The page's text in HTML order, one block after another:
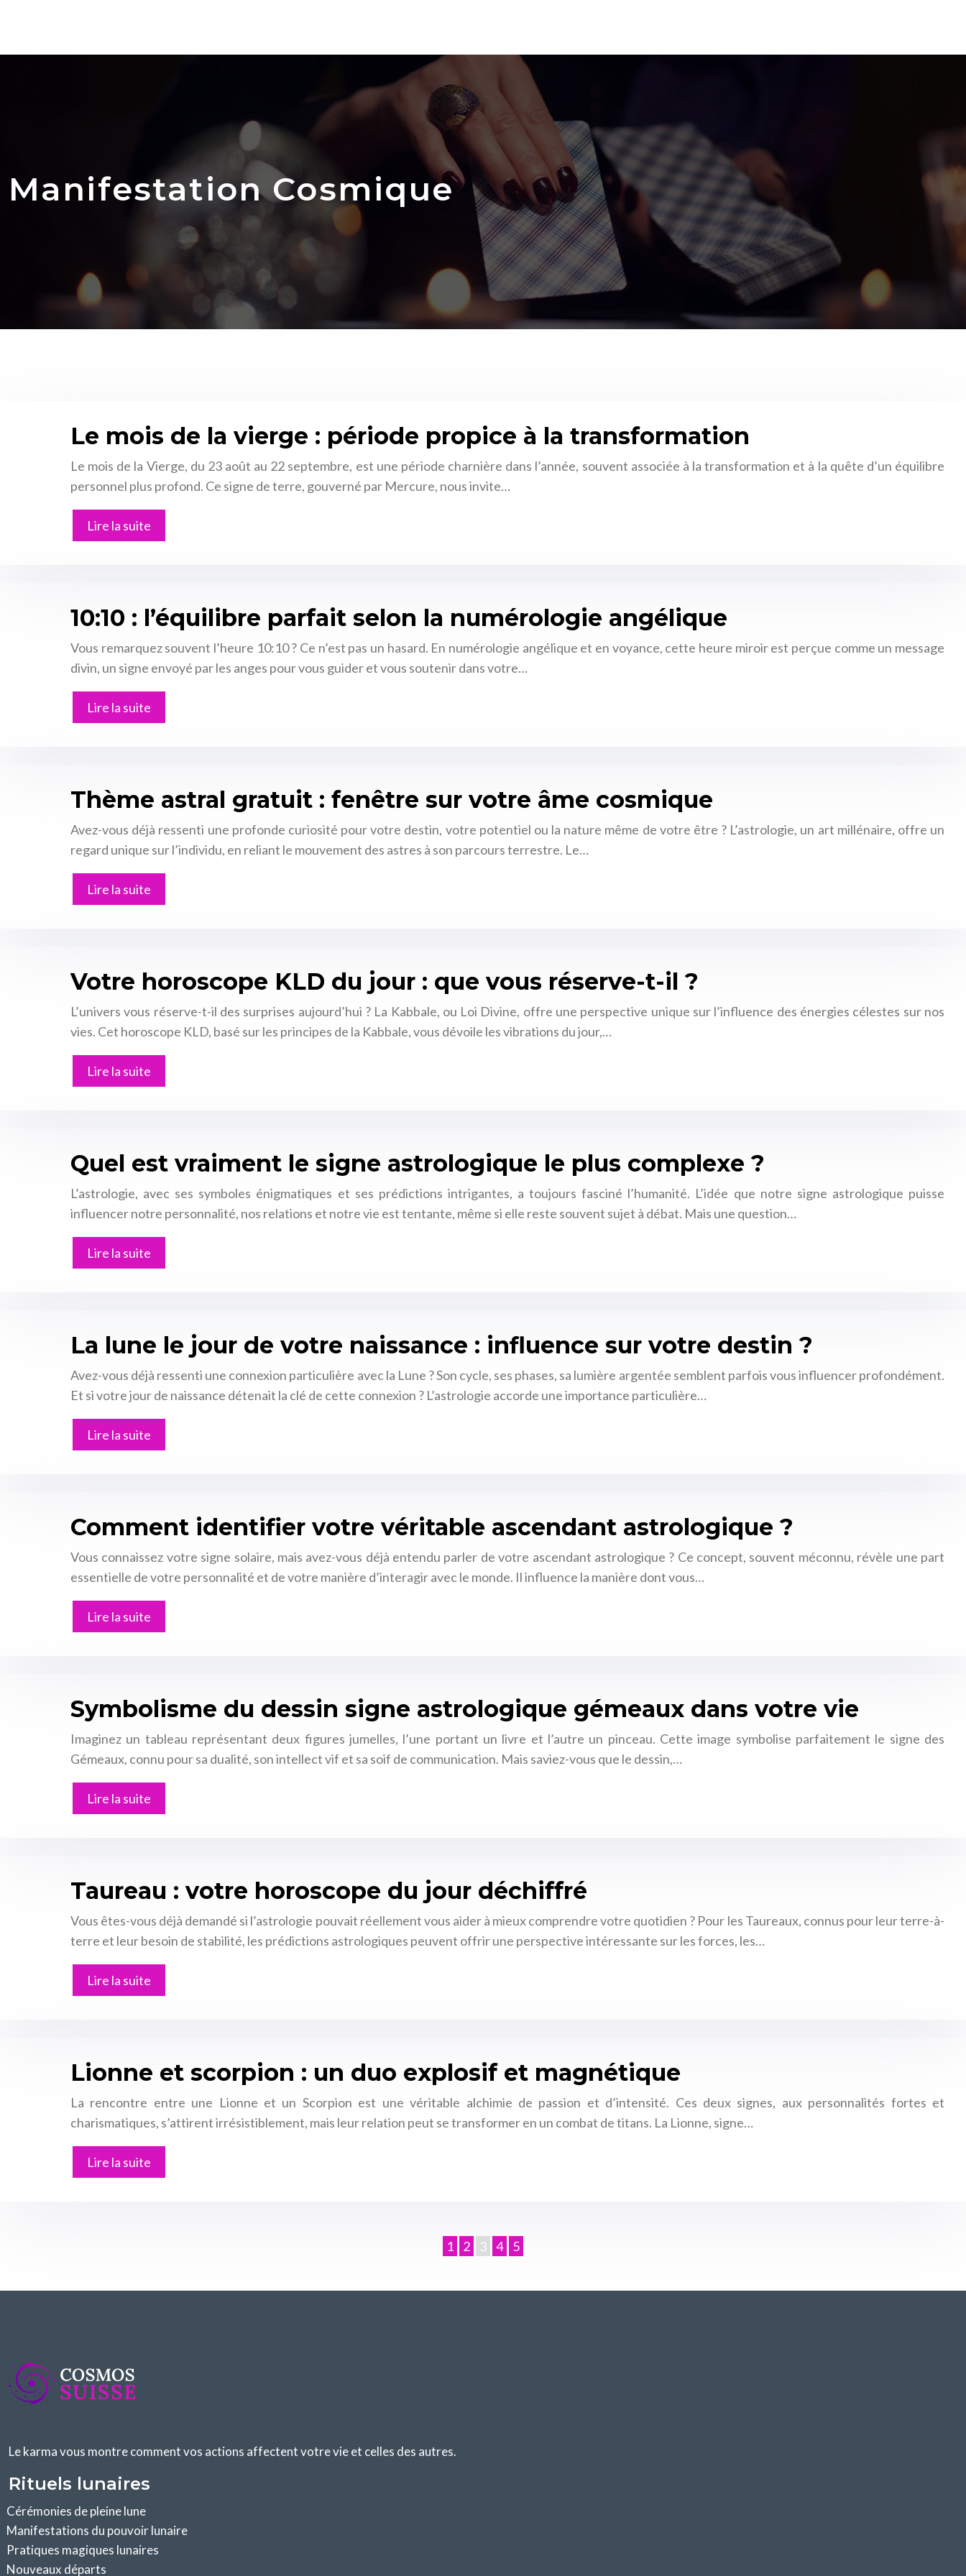
Manifestation Cosmique
Le mois de la vierge : période propice à la transformation
Le mois de la Vierge, du 23 août au 22 septembre, est une période charnière dans l’année, souvent associée à la transformation et à la quête d’un équilibre
personnel plus profond. Ce signe de terre, gouverné par Mercure, nous invite…
Lire la suite
10:10 : l’équilibre parfait selon la numérologie angélique
Vous remarquez souvent l’heure 10:10 ? Ce n’est pas un hasard. En numérologie angélique et en voyance, cette heure miroir est perçue comme un message
divin, un signe envoyé par les anges pour vous guider et vous soutenir dans votre…
Lire la suite
Thème astral gratuit : fenêtre sur votre âme cosmique
Avez-vous déjà ressenti une profonde curiosité pour votre destin, votre potentiel ou la nature même de votre être ? L’astrologie, un art millénaire, offre un
regard unique sur l’individu, en reliant le mouvement des astres à son parcours terrestre. Le…
Lire la suite
Votre horoscope KLD du jour : que vous réserve-t-il ?
L’univers vous réserve-t-il des surprises aujourd’hui ? La Kabbale, ou Loi Divine, offre une perspective unique sur l’influence des énergies célestes sur nos
vies. Cet horoscope KLD, basé sur les principes de la Kabbale, vous dévoile les vibrations du jour,…
Lire la suite
Quel est vraiment le signe astrologique le plus complexe ?
L’astrologie, avec ses symboles énigmatiques et ses prédictions intrigantes, a toujours fasciné l’humanité. L’idée que notre signe astrologique puisse
influencer notre personnalité, nos relations et notre vie est tentante, même si elle reste souvent sujet à débat. Mais une question…
Lire la suite
La lune le jour de votre naissance : influence sur votre destin ?
Avez-vous déjà ressenti une connexion particulière avec la Lune ? Son cycle, ses phases, sa lumière argentée semblent parfois vous influencer profondément.
Et si votre jour de naissance détenait la clé de cette connexion ? L’astrologie accorde une importance particulière…
Lire la suite
Comment identifier votre véritable ascendant astrologique ?
Vous connaissez votre signe solaire, mais avez-vous déjà entendu parler de votre ascendant astrologique ? Ce concept, souvent méconnu, révèle une part
essentielle de votre personnalité et de votre manière d’interagir avec le monde. Il influence la manière dont vous…
Lire la suite
Symbolisme du dessin signe astrologique gémeaux dans votre vie
Imaginez un tableau représentant deux figures jumelles, l’une portant un livre et l’autre un pinceau. Cette image symbolise parfaitement le signe des
Gémeaux, connu pour sa dualité, son intellect vif et sa soif de communication. Mais saviez-vous que le dessin,…
Lire la suite
Taureau : votre horoscope du jour déchiffré
Vous êtes-vous déjà demandé si l’astrologie pouvait réellement vous aider à mieux comprendre votre quotidien ? Pour les Taureaux, connus pour leur terre-à-
terre et leur besoin de stabilité, les prédictions astrologiques peuvent offrir une perspective intéressante sur les forces, les…
Lire la suite
Lionne et scorpion : un duo explosif et magnétique
La rencontre entre une Lionne et un Scorpion est une véritable alchimie de passion et d’intensité. Ces deux signes, aux personnalités fortes et
charismatiques, s’attirent irrésistiblement, mais leur relation peut se transformer en un combat de titans. La Lionne, signe…
Lire la suite
1 2 3 4 5
Le karma vous montre comment vos actions affectent votre vie et celles des autres.
Rituels lunaires
Cérémonies de pleine lune
Manifestations du pouvoir lunaire
Pratiques magiques lunaires
Nouveaux départs